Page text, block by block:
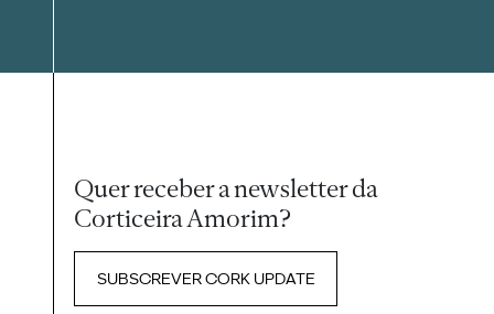
Quer receber a newsletter da
Corticeira Amorim?
SUBSCREVER CORK UPDATE